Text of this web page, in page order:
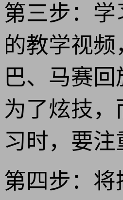
第三步：
的教学视
巴、马赛
为了炫技
习时，要
第四步：